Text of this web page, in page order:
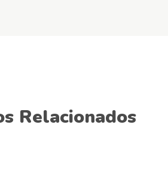
Relacionados